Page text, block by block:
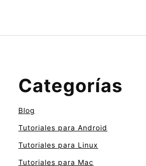
Categorías
Blog
Tutoriales para Android
Tutoriales para Linux
Tutoriales para Mac